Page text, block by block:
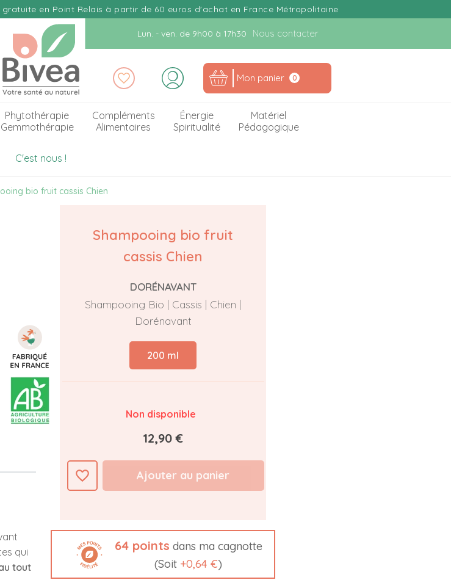
en Point Relais à partir de 60 euros d'achat en France Métropolitaine
Lun. - ven. de 9h00 à 17h30 Nous contacter
Mon panier 0
Phytothérapie
Gemmothérapie
Compléments
Alimentaires
Énergie
Spiritualité
Matériel
Pédagogique
C'est nous !
bio fruit cassis Chien
Shampooing bio fruit
cassis Chien
DORÉNAVANT
Shampooing Bio | Cassis | Chien |
Dorénavant
200 ml
Non disponible
12,90 €
favorite_border Ajouter au panier
64points dans ma cagnotte
(Soit +0,64 €)
qui
tout